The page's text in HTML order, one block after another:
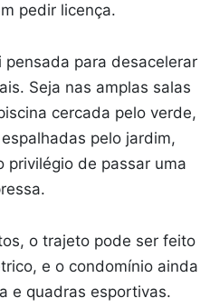
pedir licença.
para desacelerar
Seja nas amplas salas
cercada pelo verde,
pelo jardim,
privilégio de passar uma
o trajeto pode ser feito
e o condomínio ainda
e quadras esportivas.